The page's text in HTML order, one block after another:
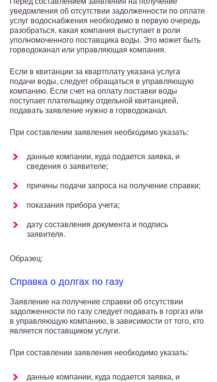
уведомления об отсутствии задолженности по оплате
услуг водоснабжения необходимо в первую очередь
разобраться, какая компания выступает в роли
уполномоченного поставщика воды. Это может быть
горводоканал или управляющая компания.
Если в квитанции за квартплату указана услуга
подачи воды, следует обращаться в управляющую
компанию. Если счет на оплату поставки воды
поступает плательщику отдельной квитанцией,
подавать заявление нужно в горводоканал.
При составлении заявления необходимо указать:
данные компании, куда подается заявка, и
сведения о заявителе;
причины подачи запроса на получение справки;
показания прибора учета;
дату составления документа и подпись
заявителя.
Образец:
Справка о долгах по газу
Заявление на получение справки об отсутствии
задолженности по газу следует подавать в горгаз или
в управляющую компанию, в зависимости от того, кто
является поставщиком услуги.
При составлении заявления необходимо указать:
данные компании, куда подается заявка, и